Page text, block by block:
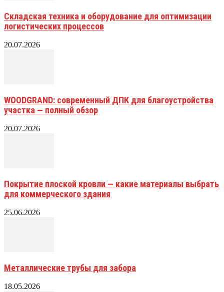
Складская техника и оборудование для оптимизации
логистических процессов
20.07.2026
WOODGRAND: современный ДПК для благоустройства
участка — полный обзор
20.07.2026
Покрытие плоской кровли — какие материалы выбрать
для коммерческого здания
25.06.2026
Металлические трубы для забора
18.05.2026